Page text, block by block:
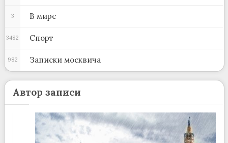
В мире
3
Спорт
3482
Записки москвича
982
Автор записи